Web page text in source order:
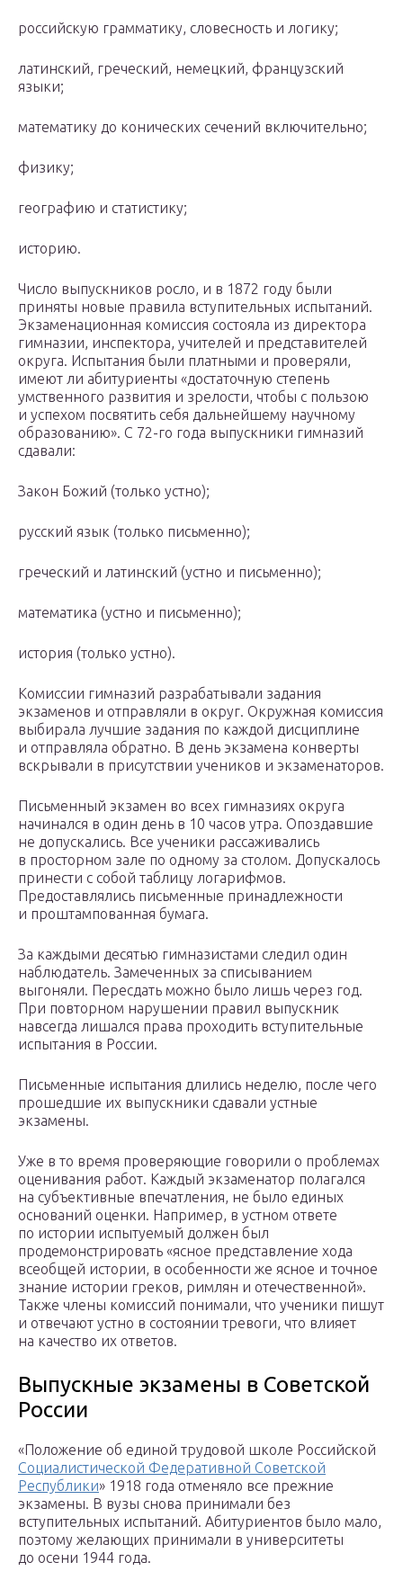
российскую грамматику, словесность и логику;
латинский, греческий, немецкий, французский
языки;
математику до конических сечений включительно;
физику;
географию и статистику;
историю.
Число выпускников росло, и в 1872 году были
приняты новые правила вступительных испытаний.
Экзаменационная комиссия состояла из директора
гимназии, инспектора, учителей и представителей
округа. Испытания были платными и проверяли,
имеют ли абитуриенты «достаточную степень
умственного развития и зрелости, чтобы с пользою
и успехом посвятить себя дальнейшему научному
образованию». С 72-го года выпускники гимназий
сдавали:
Закон Божий (только устно);
русский язык (только письменно);
греческий и латинский (устно и письменно);
математика (устно и письменно);
история (только устно).
Комиссии гимназий разрабатывали задания
экзаменов и отправляли в округ. Окружная комиссия
выбирала лучшие задания по каждой дисциплине
и отправляла обратно. В день экзамена конверты
вскрывали в присутствии учеников и экзаменаторов.
Письменный экзамен во всех гимназиях округа
начинался в один день в 10 часов утра. Опоздавшие
не допускались. Все ученики рассаживались
в просторном зале по одному за столом. Допускалось
принести с собой таблицу логарифмов.
Предоставлялись письменные принадлежности
и проштампованная бумага.
За каждыми десятью гимназистами следил один
наблюдатель. Замеченных за списыванием
выгоняли. Пересдать можно было лишь через год.
При повторном нарушении правил выпускник
навсегда лишался права проходить вступительные
испытания в России.
Письменные испытания длились неделю, после чего
прошедшие их выпускники сдавали устные
экзамены.
Уже в то время проверяющие говорили о проблемах
оценивания работ. Каждый экзаменатор полагался
на субъективные впечатления, не было единых
оснований оценки. Например, в устном ответе
по истории испытуемый должен был
продемонстрировать «ясное представление хода
всеобщей истории, в особенности же ясное и точное
знание истории греков, римлян и отечественной».
Также члены комиссий понимали, что ученики пишут
и отвечают устно в состоянии тревоги, что влияет
на качество их ответов.
Выпускные экзамены в Советской
России
«Положение об единой трудовой школе Российской
Социалистической Федеративной Советской
Республики» 1918 года отменяло все прежние
экзамены. В вузы снова принимали без
вступительных испытаний. Абитуриентов было мало,
поэтому желающих принимали в университеты
до осени 1944 года.